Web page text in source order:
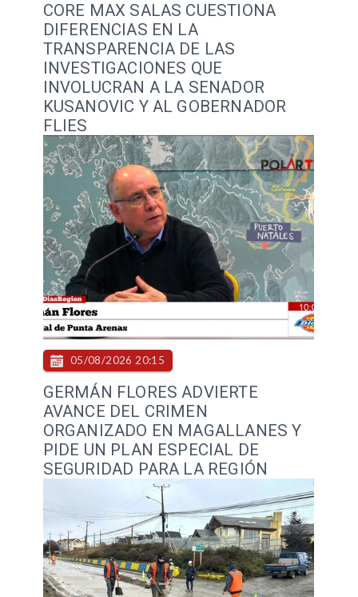
CORE MAX SALAS CUESTIONA
DIFERENCIAS EN LA
TRANSPARENCIA DE LAS
INVESTIGACIONES QUE
INVOLUCRAN A LA SENADOR
KUSANOVIC Y AL GOBERNADOR
FLIES
GERMÁN FLORES ADVIERTE
AVANCE DEL CRIMEN
ORGANIZADO EN MAGALLANES Y
PIDE UN PLAN ESPECIAL DE
SEGURIDAD PARA LA REGIÓN
05/08/2026 20:15